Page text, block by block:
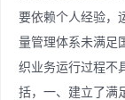
要依赖个人经验，
量管理体系未满足
织业务运行过程不
括，一、建立了满